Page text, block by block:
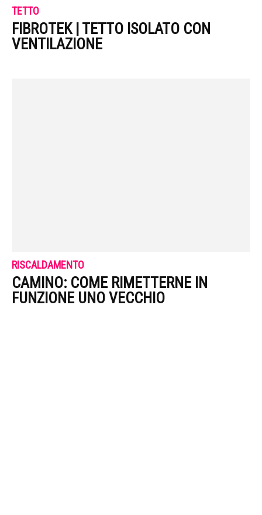
TETTO
FIBROTEK | TETTO ISOLATO CON
VENTILAZIONE
RISCALDAMENTO
CAMINO: COME RIMETTERNE IN
FUNZIONE UNO VECCHIO